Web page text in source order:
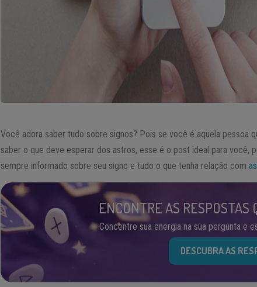
Você adora saber tudo sobre signos? Pois se você é aquela pessoa
saber o que deve esperar dos astros, esse é o post ideal para você,
sempre informado sobre seu signo e tudo o que tenha relação com
ENCONTRE AS RESPOSTAS
Concentre sua energia na sua pergunta e
DESCUBRA AS